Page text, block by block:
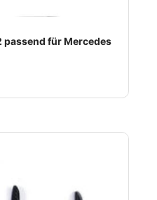
passend für Mercedes